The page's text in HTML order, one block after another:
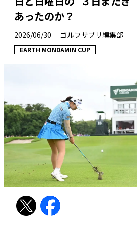
あったのか？
2026/06/30 ゴルフサプリ編集部
EARTH MONDAMIN CUP